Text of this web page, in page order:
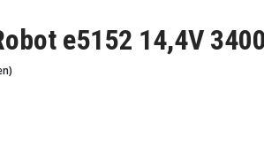
e5152 14,4V